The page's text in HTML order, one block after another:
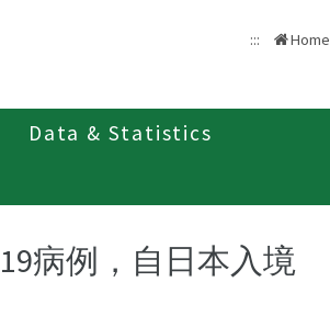
::: Home
Data & Statistics
病例，自日本入境